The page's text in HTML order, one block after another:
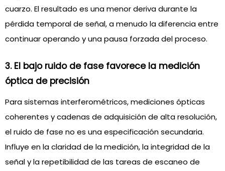
cuarzo. El resultado es una menor deriva durante la
pérdida temporal de señal, a menudo la diferencia entre
continuar operando y una pausa forzada del proceso.
3. El bajo ruido de fase favorece la medición
óptica de precisión
Para sistemas interferométricos, mediciones ópticas
coherentes y cadenas de adquisición de alta resolución,
el ruido de fase no es una especificación secundaria.
Influye en la claridad de la medición, la integridad de la
señal y la repetibilidad de las tareas de escaneo de